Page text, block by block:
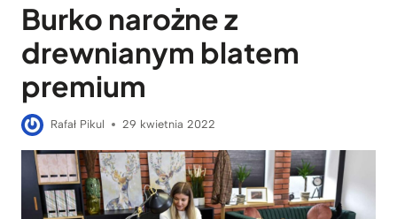
Burko narożne z
drewnianym blatem
premium
Rafał Pikul 29 kwietnia 2022